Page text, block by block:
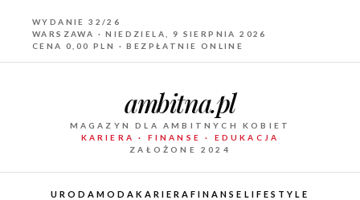
WYDANIE 32/26
WARSZAWA · NIEDZIELA, 9 SIERPNIA 2026
CENA 0,00 PLN · BEZPŁATNIE ONLINE
ambitna.pl
MAGAZYN DLA AMBITNYCH KOBIET
KARIERA · FINANSE · EDUKACJA
ZAŁOŻONE 2024
URODAMODAKARIERA FINANSE LIFESTYLE